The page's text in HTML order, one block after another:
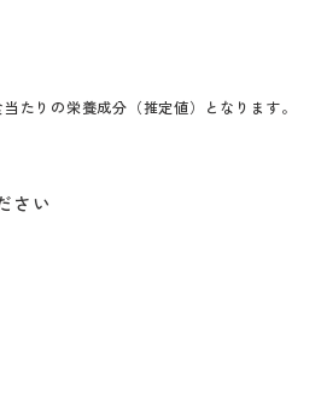
たりの栄養成分（推定値）となります。
さい